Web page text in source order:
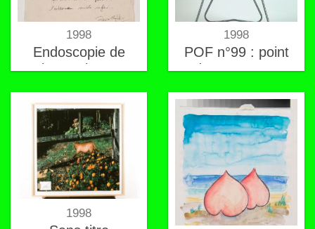
1998
Endoscopie de
l'oesophage
1998
POF n°99 : point
de non retour
1998